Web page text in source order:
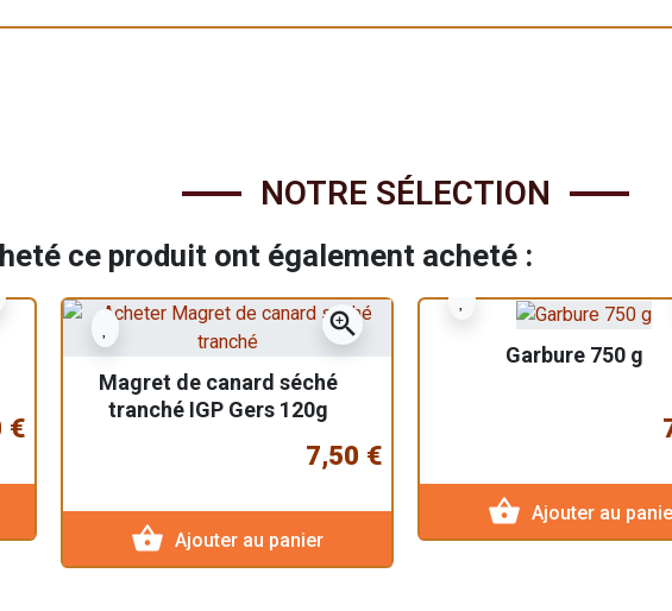
NOTRE SÉLECTION
ce produit ont également acheté :
€
zoom_in
Magret de canard séché
tranché IGP Gers 120g
7,50 €
shopping_basket Ajouter au panier
Garbure 750 g
shopping_basket Ajouter au